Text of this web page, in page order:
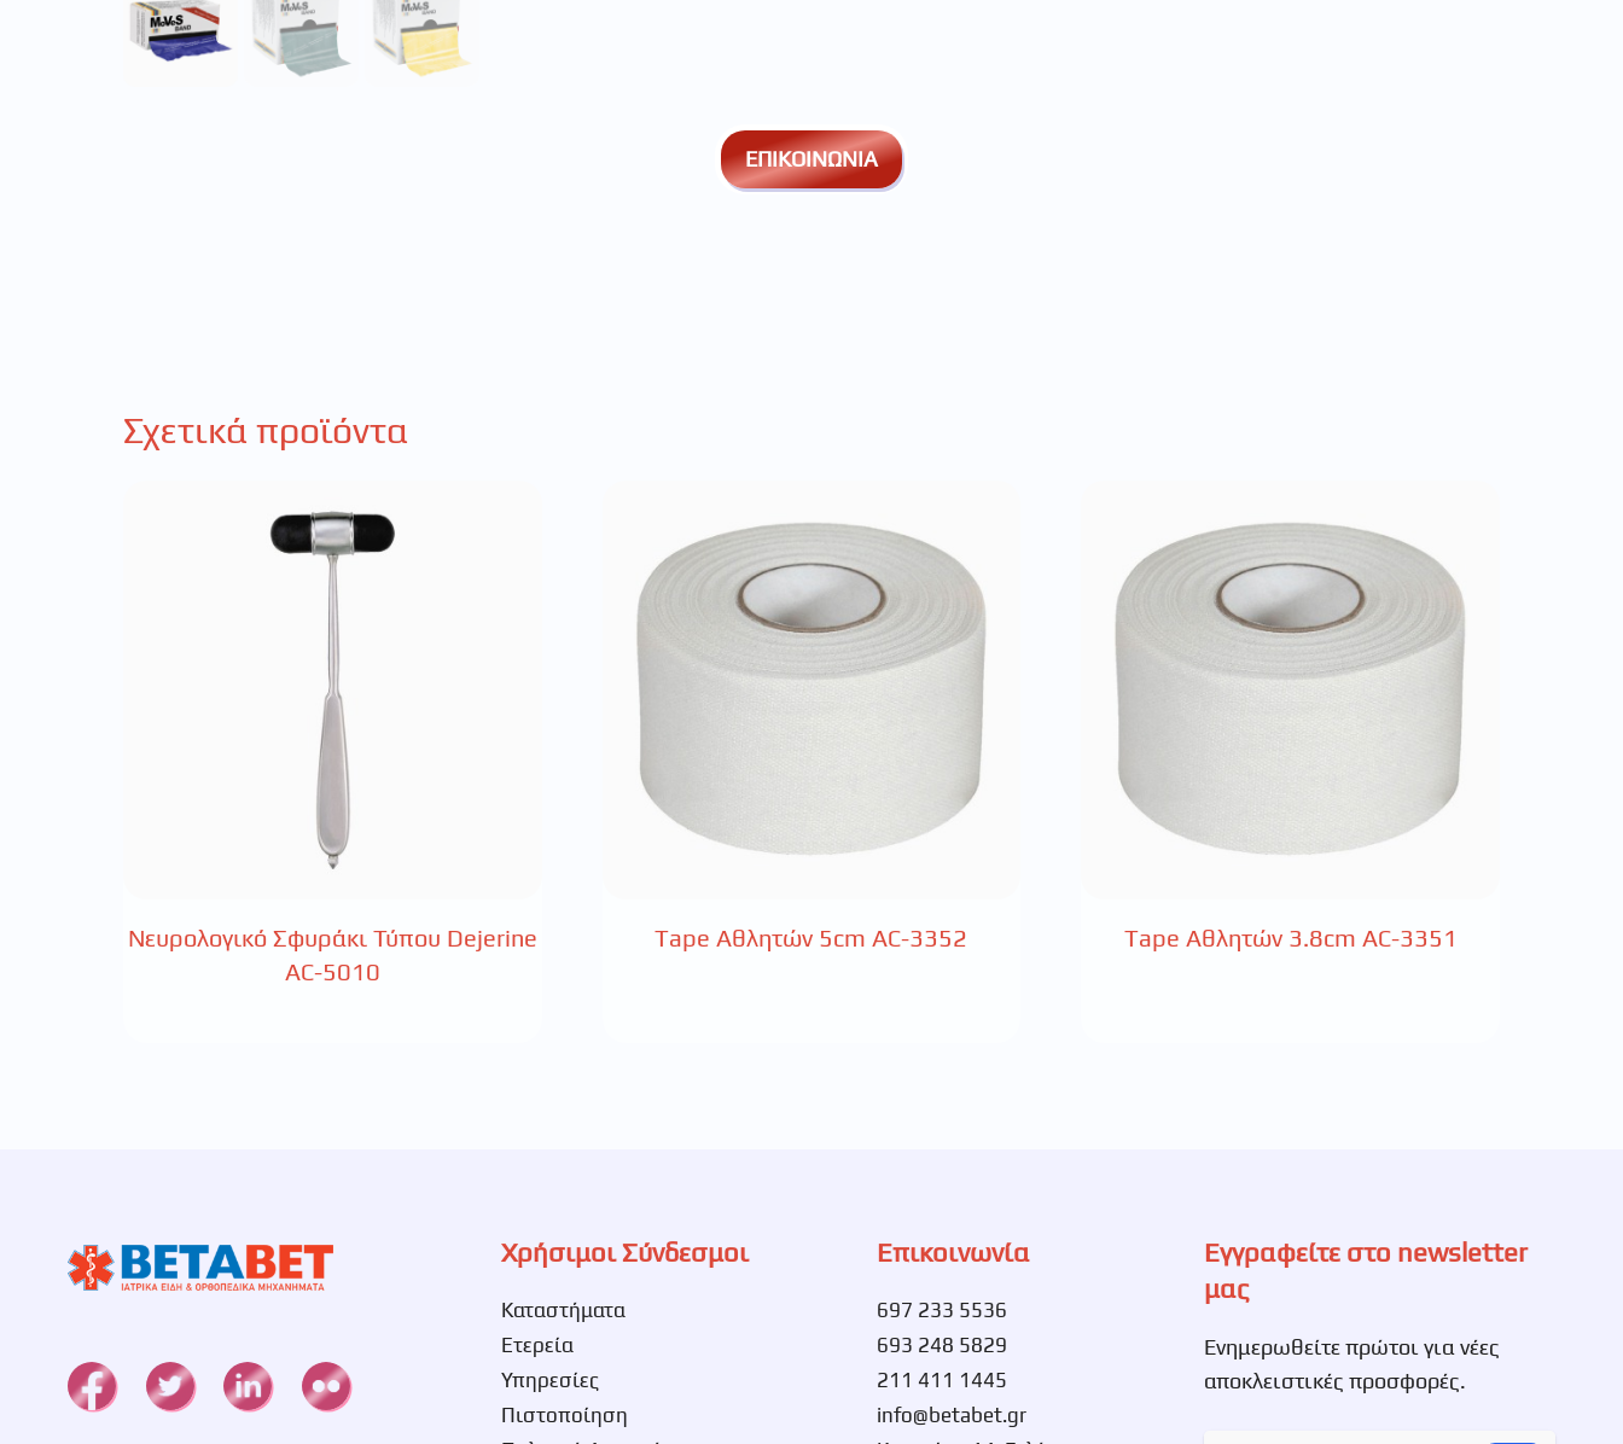
ΕΠΙΚΟΙΝΩΝΙΑ
Σχετικά προϊόντα
Νευρολογικό Σφυράκι Τύπου Dejerine
AC-5010
Tape Αθλητών 5cm AC-3352 Tape Αθλητών 3.8cm AC-3351
Χρήσιμοι Σύνδεσμοι
Καταστήματα
Ετερεία
Υπηρεσίες
Πιστοποίηση
Επικοινωνία
697 233 5536
693 248 5829
211 411 1445
info@betabet.gr
Εγγραφείτε στο newsletter
μας
Ενημερωθείτε πρώτοι για νέες
αποκλειστικές προσφορές.